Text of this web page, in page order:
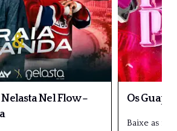
Nelasta Nel Flow –
Os
Baixe as